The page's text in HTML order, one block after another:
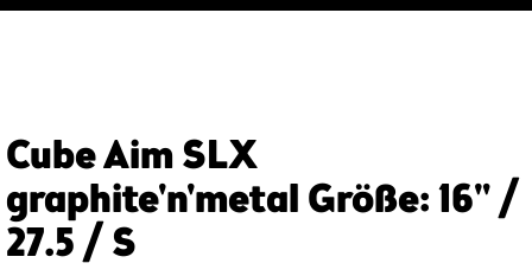
Cube Aim SLX
graphite'n'metal Größe: 16" /
27.5 / S